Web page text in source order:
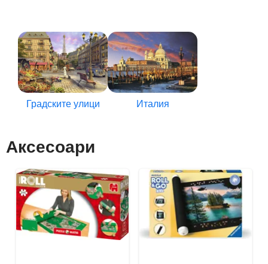
Градските улици Италия
Аксесоари